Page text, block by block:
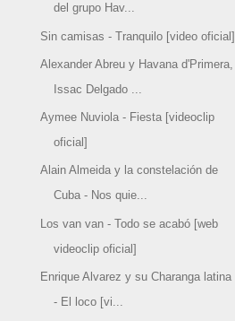
del grupo Hav...
Sin camisas - Tranquilo [video oficial]
Alexander Abreu y Havana d'Primera,
Issac Delgado ...
Aymee Nuviola - Fiesta [videoclip
oficial]
Alain Almeida y la constelación de
Cuba - Nos quie...
Los van van - Todo se acabó [web
videoclip oficial]
Enrique Alvarez y su Charanga latina
- El loco [vi...